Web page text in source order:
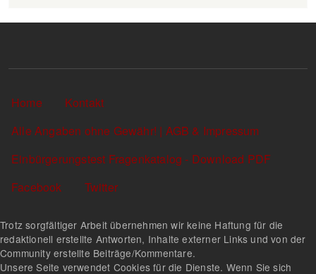
Sekundärlinks
Home
Kontakt
Alle Angaben ohne Gewähr! | AGB & Impressum
Einbürgerungstest Fragenkatalog - Download PDF
Facebook
Twitter
Trotz sorgfältiger Arbeit übernehmen wir keine Haftung für die
redaktionell erstellte Antworten, Inhalte externer Links und von der
Community erstellte Beiträge/Kommentare.
Unsere Seite verwendet Cookies für die Dienste. Wenn Sie sich